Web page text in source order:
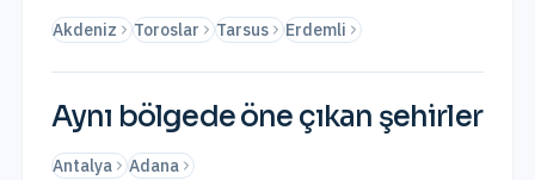
Akdeniz Toroslar Tarsus Erdemli
Aynı bölgede öne çıkan şehirler
Antalya Adana